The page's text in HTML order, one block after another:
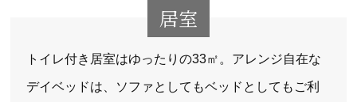
居室
トイレ付き居室はゆったりの33㎡。アレンジ自在な
デイベッドは、ソファとしてもベッドとしてもご利